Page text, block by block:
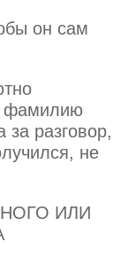
он сам
фамилию
за разговор,
не
ИЛИ